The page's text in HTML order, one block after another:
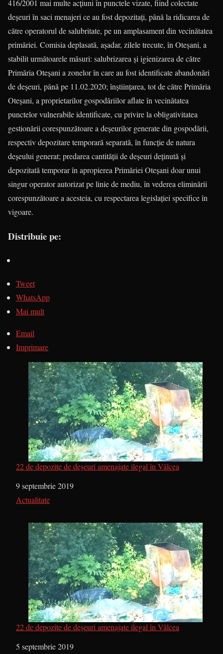
416/2001 mai multe acțiuni în punctele vizate, fiind colectate
deșeuri în saci menajeri ce au fost depozitați, până la ridicarea de
către operatorul de salubritate, pe un amplasament din vecinătatea
primăriei. Comisia deplasată, așadar, zilele trecute, în Oteșani, a
stabilit următoarele măsuri: salubrizarea și igienizarea de către
Primăria Oteșani a zonelor în care au fost identificate abandonări
de deșeuri, până pe 11.02.2020; înștiințarea, tot de către Primăria
Oteșani, a proprietarilor gospodăriilor aflate în vecinătatea
punctelor vulnerabile identificate, cu privire la obligativitatea
gestionării corespunzătoare a deșeurilor generate din gospodării,
respectiv depozitare temporară separată, în funcție de natura
deșeului generat; predarea cantității de deșeuri deținută și
depozitată temporar în apropierea Primăriei Oteșani doar unui
singur operator autorizat pe linie de mediu, în vederea eliminării
corespunzătoare a acesteia, cu respectarea legislației specifice în
vigoare.
Distribuie pe:
Tweet
WhatsApp
Mai mult
Email
Imprimare
22 de depozite de deșeuri amenajate ilegal în Vâlcea
Dată
9 septembrie 2019
În legătură cu
Actualitate
22 de depozite de deșeuri amenajate ilegal în Vâlcea
Dată
5 septembrie 2019